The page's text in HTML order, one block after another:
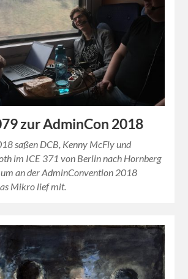
zur AdminCon 2018
saßen DCB, Kenny McFly und
im ICE 371 von Berlin nach Hornberg
an der AdminConvention 2018
Mikro lief mit.